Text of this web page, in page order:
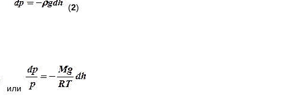
(2)
или